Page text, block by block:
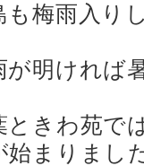
も梅雨入り
が明ければ
ときわ苑で
始まりまし